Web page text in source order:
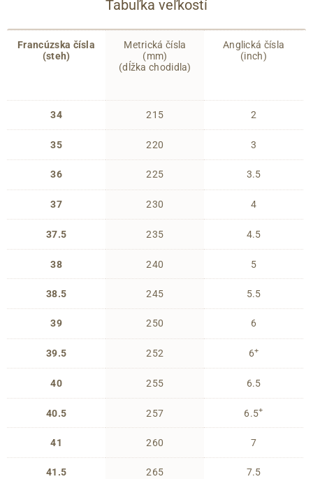
Tabuľka veľkostí
Francúzska čísla
(steh)
34
35
36
37
37.5
38
38.5
39
39.5
40
40.5
41
41.5
Metrická čísla
(mm)
(dĺžka chodidla)
215
220
225
230
235
240
245
250
252
255
257
260
265
Anglická čísla
(inch)
2
3
3.5
4
4.5
5
5.5
6
6+
6.5
6.5+
7
7.5